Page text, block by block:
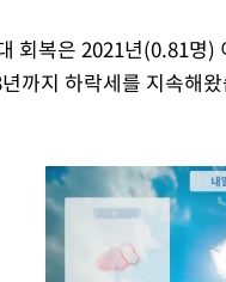
회복은 2021년(0.81명
까지 하락세를 지속해